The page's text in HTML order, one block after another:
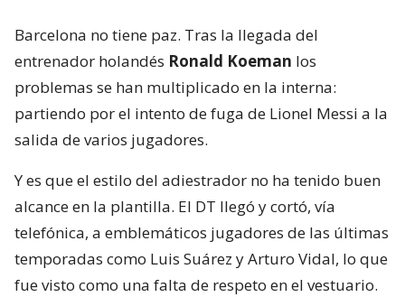
Barcelona no tiene paz. Tras la llegada del
entrenador holandés Ronald Koeman los
problemas se han multiplicado en la interna:
partiendo por el intento de fuga de Lionel Messi a la
salida de varios jugadores.
Y es que el estilo del adiestrador no ha tenido buen
alcance en la plantilla. El DT llegó y cortó, vía
telefónica, a emblemáticos jugadores de las últimas
temporadas como Luis Suárez y Arturo Vidal, lo que
fue visto como una falta de respeto en el vestuario.